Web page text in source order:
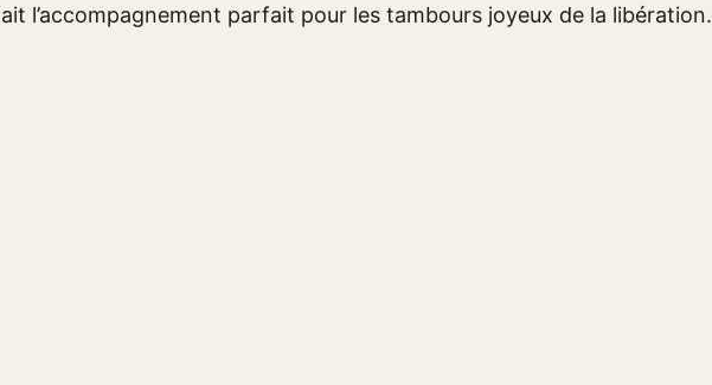
l’accompagnement parfait pour les tambours joyeux de la libération.